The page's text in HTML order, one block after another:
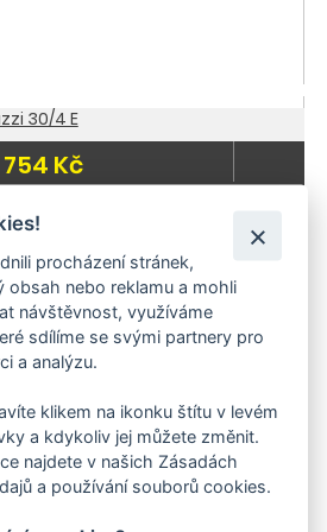
30/4 E
754 Kč
procházení stránek,
obsah nebo reklamu a mohli
návštěvnost, využíváme
sdílíme se svými partnery pro
a analýzu.
klikem na ikonku štítu v levém
a kdykoliv jej můžete změnit.
najdete v našich Zásadách
a používání souborů cookies.